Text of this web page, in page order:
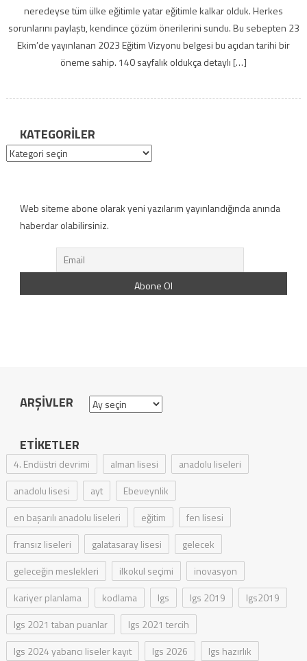
neredeyse tüm ülke eğitimle yatar eğitimle kalkar olduk. Herkes
sorunlarını paylaştı, kendince çözüm önerilerini sundu. Bu sebepten 23
Ekim’de yayınlanan 2023 Eğitim Vizyonu belgesi bu açıdan tarihi bir
öneme sahip. 140 sayfalık oldukça detaylı […]
KATEGORILER
Kategoriler
Web siteme abone olarak yeni yazılarım yayınlandığında anında
haberdar olabilirsiniz.
ARŞIVLER Arşivler
ETIKETLER
4. Endüstri devrimi alman lisesi
anadolu liseleri
anadolu lisesi
ayt
Ebeveynlik
en başarılı anadolu liseleri
eğitim
fen lisesi
fransız liseleri
galatasaray lisesi
gelecek
geleceğin meslekleri
ilkokul seçimi
inovasyon
kariyer planlama
kodlama lgs lgs 2019
lgs2019
lgs 2021 taban puanlar
lgs 2021 tercih
lgs 2024 yabancı liseler kayıt
lgs 2026
lgs hazırlık